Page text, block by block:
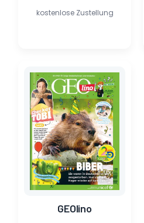
kostenlose Zustellung
GEOlino
Preis
war:
6,00 €
Preis
ist:
1,10 €.